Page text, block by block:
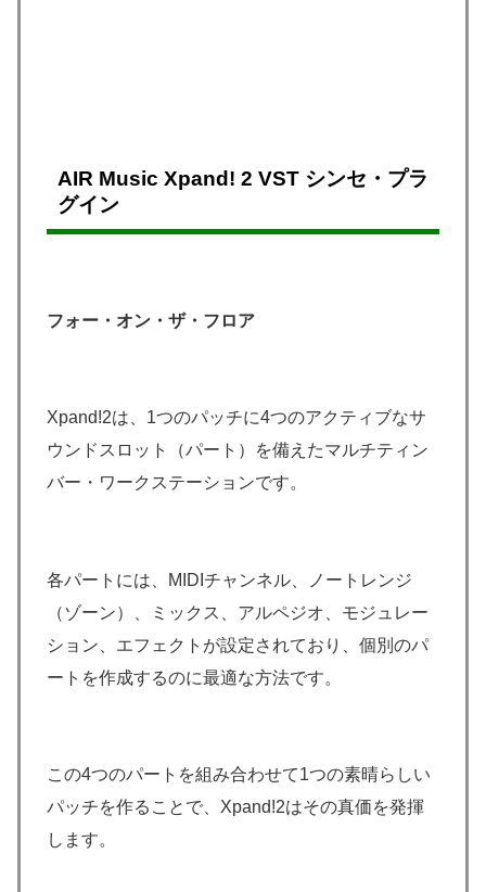
AIR Music Xpand! 2 VST シンセ・プラ
グイン
フォー・オン・ザ・フロア
Xpand!2は、1つのパッチに4つのアクティブなサ
ウンドスロット（パート）を備えたマルチティン
バー・ワークステーションです。
各パートには、MIDIチャンネル、ノートレンジ
（ゾーン）、ミックス、アルペジオ、モジュレー
ション、エフェクトが設定されており、個別のパ
ートを作成するのに最適な方法です。
この4つのパートを組み合わせて1つの素晴らしい
パッチを作ることで、Xpand!2はその真価を発揮
します。